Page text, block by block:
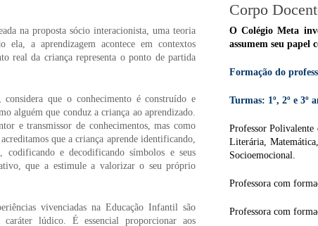
na proposta sócio interacionista, uma teoria
ela, a aprendizagem acontece em contextos
real da criança representa o ponto de partida
que o conhecimento é construído e
alguém que conduz a criança ao aprendizado.
e transmissor de conhecimentos, mas como
que a criança aprende identificando,
codificando e decodificando símbolos e seus
que a estimule a valorizar o seu próprio
vivenciadas na Educação Infantil são
caráter lúdico. É essencial proporcionar aos
Corpo
O Colégio Meta
assumem seu papel
Formação do
Turmas: 1º, 2º e 3º
Professor Polivalente
Literária,
Socioemocional.
Professora com
Professora com